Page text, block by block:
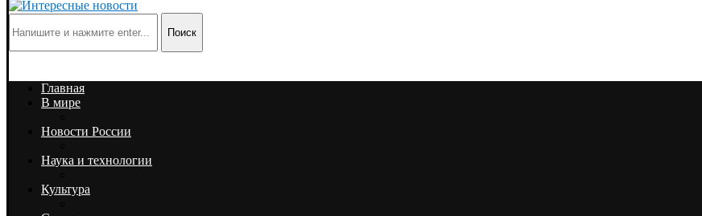
Поиск
Главная
В мире
Новости России
Наука и технологии
Культура